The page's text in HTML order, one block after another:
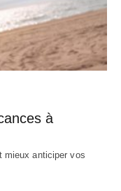
à
mieux anticiper vos